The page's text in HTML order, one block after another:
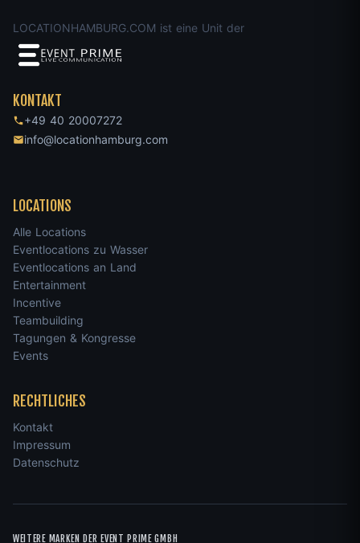
LOCATIONHAMBURG.COM ist eine Unit der
KONTAKT
+49 40 20007272
info@locationhamburg.com
LOCATIONS
Alle Locations
Eventlocations zu Wasser
Eventlocations an Land
Entertainment
Incentive
Teambuilding
Tagungen & Kongresse
Events
RECHTLICHES
Kontakt
Impressum
Datenschutz
WEITERE MARKEN DER EVENT PRIME GMBH